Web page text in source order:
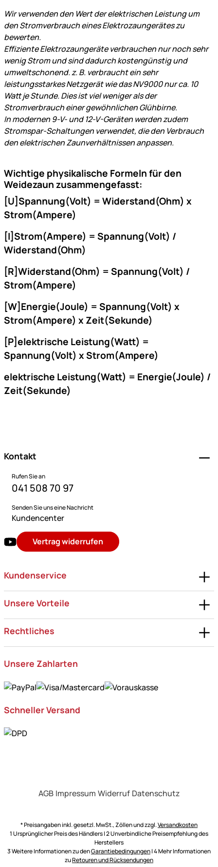
Wir verwenden den Wert der elektrischen Leistung um
den Stromverbrauch eines Elektrozaungerätes zu
bewerten.
Effiziente Elektrozaungeräte verbrauchen nur noch sehr
wenig Strom und sind dadurch kostengünstig und
umweltschonend. z. B. verbraucht ein sehr
leistungsstarkes Netzgerät wie das NV9000 nur ca. 10
Watt je Stunde. Dies ist viel weniger als der
Stromverbrauch einer gewöhnlichen Glühbirne.
In modernen 9-V- und 12-V-Geräten werden zudem
Stromspar-Schaltungen verwendet, die den Verbrauch
den elektrischen Zaunverhältnissen anpassen.
Wichtige physikalische Formeln für den
Weidezaun zusammengefasst:
[U]Spannung(Volt) = Widerstand(Ohm) x
Strom(Ampere)
[I]Strom(Ampere) = Spannung(Volt) /
Widerstand(Ohm)
[R]Widerstand(Ohm) = Spannung(Volt) /
Strom(Ampere)
[W]Energie(Joule) = Spannung(Volt) x
Strom(Ampere) x Zeit(Sekunde)
[P]elektrische Leistung(Watt) =
Spannung(Volt) x Strom(Ampere)
elektrische Leistung(Watt) = Energie(Joule) /
Zeit(Sekunde)
Kontakt
Rufen Sie an
041 508 70 97
Senden Sie uns eine Nachricht
Kundencenter
Vertrag widerrufen
Kundenservice
Unsere Vorteile
Rechtliches
Unsere Zahlarten
Schneller Versand
AGB Impressum Widerruf Datenschutz
* Preisangaben inkl. gesetzl. MwSt., Zöllen und zzgl.Versandkosten
1 Ursprünglicher Preis des Händlers | 2 Unverbindliche Preisempfehlung des
Herstellers
3 Weitere Informationen zu denGarantiebedingungen| 4 Mehr Informationen
zuRetouren und Rücksendungen